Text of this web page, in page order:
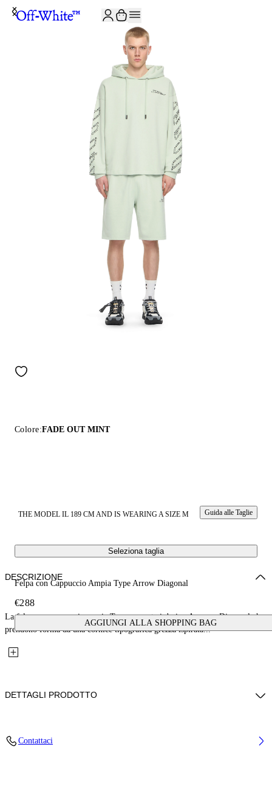
Colore:FADE OUT MINT
THE MODEL IL 189 CM AND IS WEARING A SIZE M Guida alle Taglie
Seleziona taglia
Felpa con Cappuccio Ampia Type Arrow Diagonal
€288
AGGIUNGI ALLA SHOPPING BAG
DESCRIZIONE
La felpa con cappuccio ampia Type presenta i design Arrow e Diagonal che
prendono forma da una cornice tipografica grezza ispirata...
DETTAGLI PRODOTTO
Contattaci